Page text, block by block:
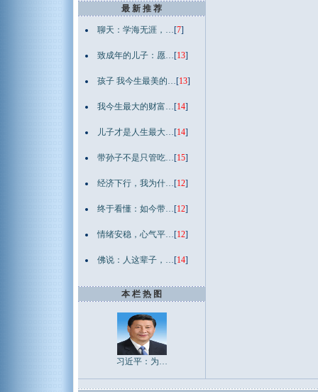
最 新 推 荐
聊天：学海无涯，…[7]
致成年的儿子：愿…[13]
孩子 我今生最美的…[13]
我今生最大的财富…[14]
儿子才是人生最大…[14]
带孙子不是只管吃…[15]
经济下行，我为什…[12]
终于看懂：如今带…[12]
情绪安稳，心气平…[12]
佛说：人这辈子，…[14]
本 栏 热 图
习近平：为…